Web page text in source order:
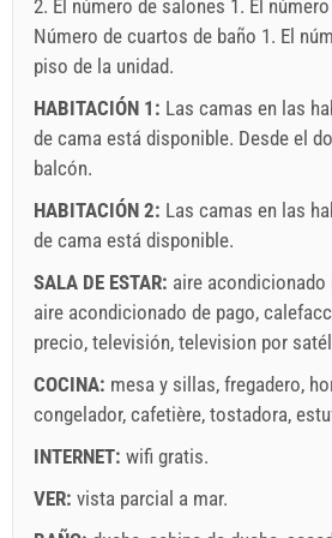
Si no desea reservar de inmediato y
por favor, complete y haga clic en
2. El número de salones 1. El
Número de cuartos de baño 1. El
piso de la unidad.
HABITACIÓN 1: Las camas en las
de cama está disponible. Desde el
balcón.
HABITACIÓN 2: Las camas en las
de cama está disponible.
SALA DE ESTAR: aire
aire acondicionado de pago,
precio, televisión, television por
COCINA: mesa y sillas, fregadero,
congelador, cafetière, tostadora,
INTERNET: wifi gratis.
VER: vista parcial a mar.